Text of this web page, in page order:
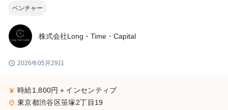
ベンチャー
株式会社Long・Time・Capital
schedule 2026年05月29日
currency_yen 時給1,800円＋インセンティブ
place 東京都渋谷区笹塚2丁目19